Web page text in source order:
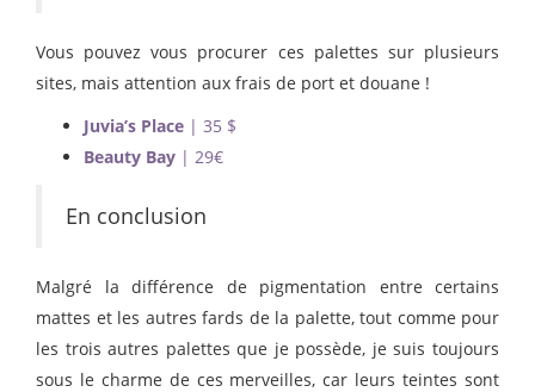
Vous pouvez vous procurer ces palettes sur plusieurs
sites, mais attention aux frais de port et douane !
Juvia’s Place | 35 $
Beauty Bay | 29€
En conclusion
Malgré la différence de pigmentation entre certains
mattes et les autres fards de la palette, tout comme pour
les trois autres palettes que je possède, je suis toujours
sous le charme de ces merveilles, car leurs teintes sont